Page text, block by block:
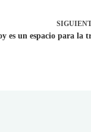
es un espacio para la